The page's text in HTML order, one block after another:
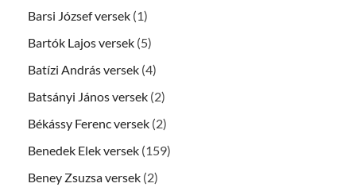
Barsi József versek (1)
Bartók Lajos versek (5)
Batízi András versek (4)
Batsányi János versek (2)
Békássy Ferenc versek (2)
Benedek Elek versek (159)
Beney Zsuzsa versek (2)